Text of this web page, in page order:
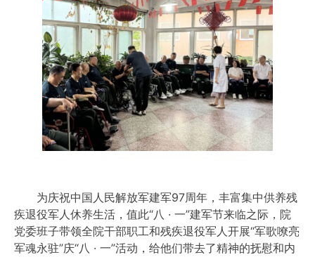
为庆祝中国人民解放军建军97周年，丰富集中供养残
疾退役军人休养生活，值此“八 · 一”建军节来临之际，院
党委班子带领全院干部职工和残疾退役军人开展“军歌嘹亮
军魂永驻”庆“八 · 一”活动，给他们带去了精神的抚慰和内